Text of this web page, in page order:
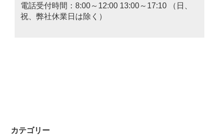
電話受付時間：8:00～12:00 13:00～17:10 （日、
祝、弊社休業日は除く）
カテゴリー